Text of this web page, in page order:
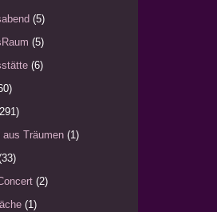
(5)
(5)
(6)
aus Träumen (1)
(2)
(1)